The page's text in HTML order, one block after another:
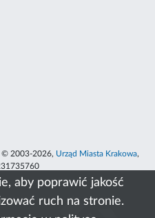
aby poprawić jakość
ruch na stronie.
© 2003-2026, Urząd Miasta Krakowa,